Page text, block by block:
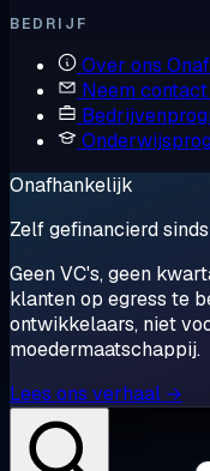
BEDRIJF
Over ons
Neem
Onafhankelijk
Zelf gefinancierd
Geen VC's, geen
klanten op egress te
ontwikkelaars, niet
moedermaatschappij.
Lees ons verhaal →